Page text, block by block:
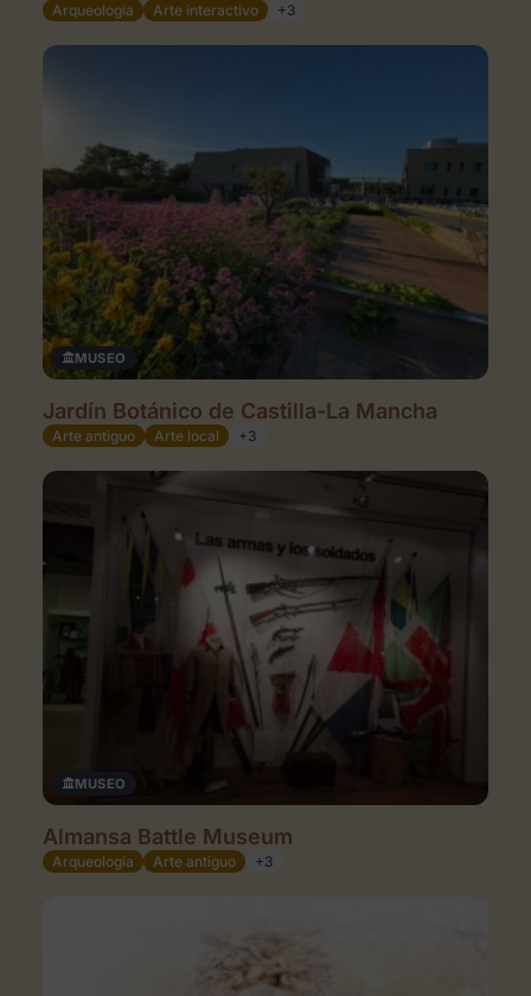
Arqueología Arte interactivo +3
MUSEO
Jardín Botánico de Castilla-La Mancha
Arte antiguo Arte local +3
MUSEO
Almansa Battle Museum
Arqueología Arte antiguo +3